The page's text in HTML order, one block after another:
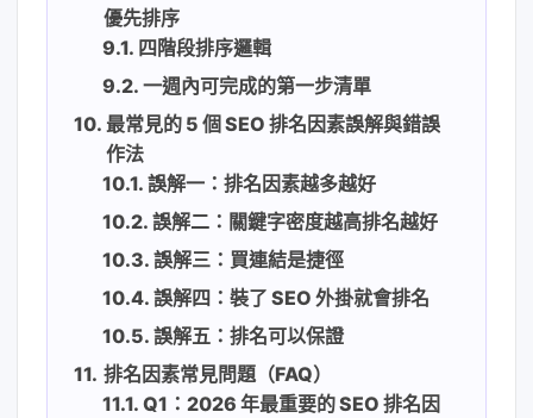
優先排序
四階段排序邏輯
一週內可完成的第一步清單
最常見的 5 個 SEO 排名因素誤解與錯誤
作法
誤解一：排名因素越多越好
誤解二：關鍵字密度越高排名越好
誤解三：買連結是捷徑
誤解四：裝了 SEO 外掛就會排名
誤解五：排名可以保證
排名因素常見問題（FAQ）
Q1：2026 年最重要的 SEO 排名因